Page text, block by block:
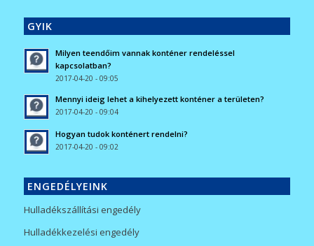
GYIK
Milyen teendőim vannak konténer rendeléssel
kapcsolatban?
2017-04-20 - 09:05
Mennyi ideig lehet a kihelyezett konténer a területen?
2017-04-20 - 09:04
Hogyan tudok konténert rendelni?
2017-04-20 - 09:02
ENGEDÉLYEINK
Hulladékszállítási engedély
Hulladékkezelési engedély